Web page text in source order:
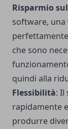
Risparmio
software,
che sono
quindi alla
Flessibilità: Il
rapidamente
produrre